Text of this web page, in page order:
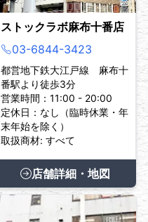
ストックラボ麻布十番店
03-6844-3423
都営地下鉄大江戸線 麻布十
番駅より徒歩3分
営業時間：11:00 - 20:00
定休日：なし（臨時休業・年
末年始を除く）
取扱商材: すべて
店舗詳細・地図